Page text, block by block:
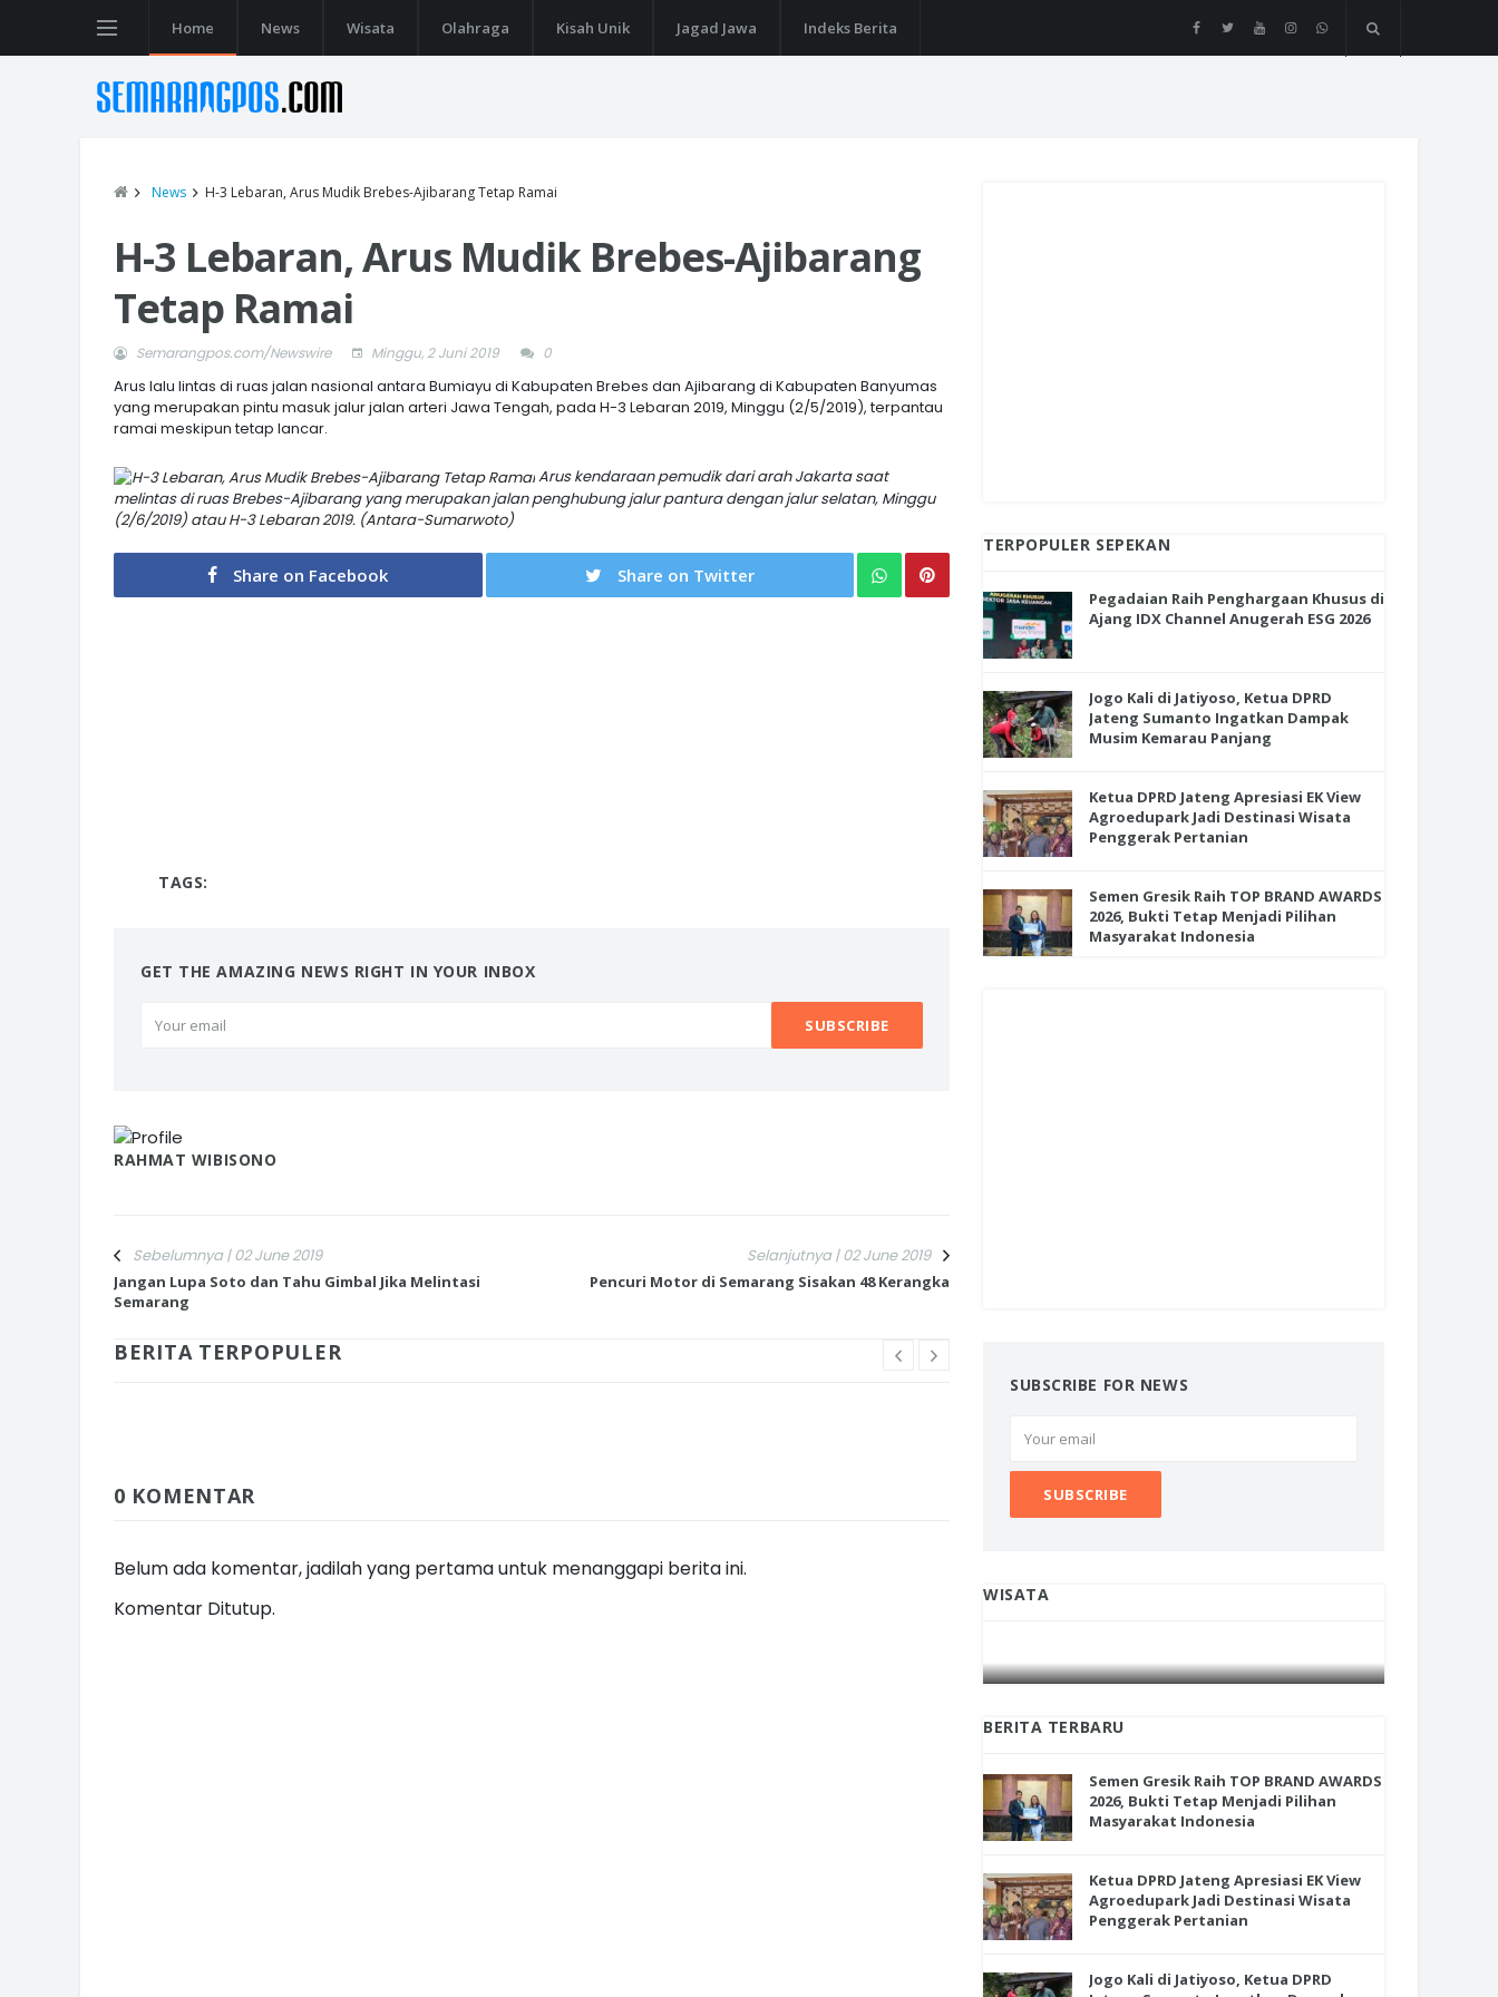
Home News Wisata Olahraga Kisah Unik Jagad Jawa Indeks Berita
News H-3 Lebaran, Arus Mudik Brebes-Ajibarang Tetap Ramai
H-3 Lebaran, Arus Mudik Brebes-Ajibarang
Tetap Ramai
Semarangpos.com/Newswire Minggu, 2 Juni 2019 0
Arus lalu lintas di ruas jalan nasional antara Bumiayu di Kabupaten Brebes dan Ajibarang di Kabupaten Banyumas
yang merupakan pintu masuk jalur jalan arteri Jawa Tengah, pada H-3 Lebaran 2019, Minggu (2/5/2019), terpantau
ramai meskipun tetap lancar.
Arus kendaraan pemudik dari arah Jakarta saat
melintas di ruas Brebes-Ajibarang yang merupakan jalan penghubung jalur pantura dengan jalur selatan, Minggu
(2/6/2019) atau H-3 Lebaran 2019. (Antara-Sumarwoto)
Share on Facebook Share on Twitter
TAGS:
GET THE AMAZING NEWS RIGHT IN YOUR INBOX
RAHMAT WIBISONO
Sebelumnya | 02 June 2019
Jangan Lupa Soto dan Tahu Gimbal Jika Melintasi
Semarang
Selanjutnya | 02 June 2019
Pencuri Motor di Semarang Sisakan 48 Kerangka
BERITA TERPOPULER
0 KOMENTAR
Belum ada komentar, jadilah yang pertama untuk menanggapi berita ini.
Komentar Ditutup.
TERPOPULER SEPEKAN
Pegadaian Raih Penghargaan Khusus di
Ajang IDX Channel Anugerah ESG 2026
Jogo Kali di Jatiyoso, Ketua DPRD
Jateng Sumanto Ingatkan Dampak
Musim Kemarau Panjang
Ketua DPRD Jateng Apresiasi EK View
Agroedupark Jadi Destinasi Wisata
Penggerak Pertanian
Semen Gresik Raih TOP BRAND AWARDS
2026, Bukti Tetap Menjadi Pilihan
Masyarakat Indonesia
SUBSCRIBE FOR NEWS
WISATA
INI CARA UMAT KRISTIANI SALATIGA
BERITA TERBARU
Semen Gresik Raih TOP BRAND AWARDS
2026, Bukti Tetap Menjadi Pilihan
Masyarakat Indonesia
Ketua DPRD Jateng Apresiasi EK View
Agroedupark Jadi Destinasi Wisata
Penggerak Pertanian
Jogo Kali di Jatiyoso, Ketua DPRD